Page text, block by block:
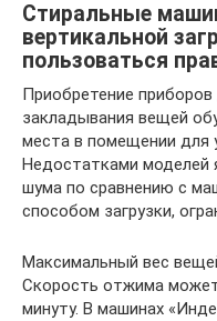
Стиральные
вертикальной
пользоваться
Приобретение
закладывания вещей
места в помещении для
Недостатками моделей
шума по сравнению с
способом загрузки,
Максимальный вес
Скорость отжима
минуту. В машинах